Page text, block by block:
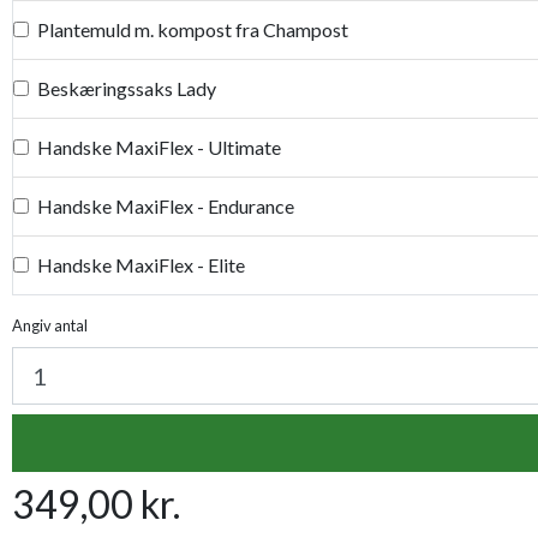
Plantemuld m. kompost fra Champost
Beskæringssaks Lady
Handske MaxiFlex - Ultimate
Handske MaxiFlex - Endurance
Handske MaxiFlex - Elite
Handske MaxiFlex - Cut
Handske MaxiDry
Luksus læderhandske
Angiv antal
349,00 kr.